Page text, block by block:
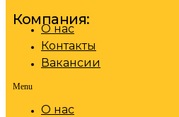
Компания:
О нас
Контакты
Вакансии
Menu
О нас